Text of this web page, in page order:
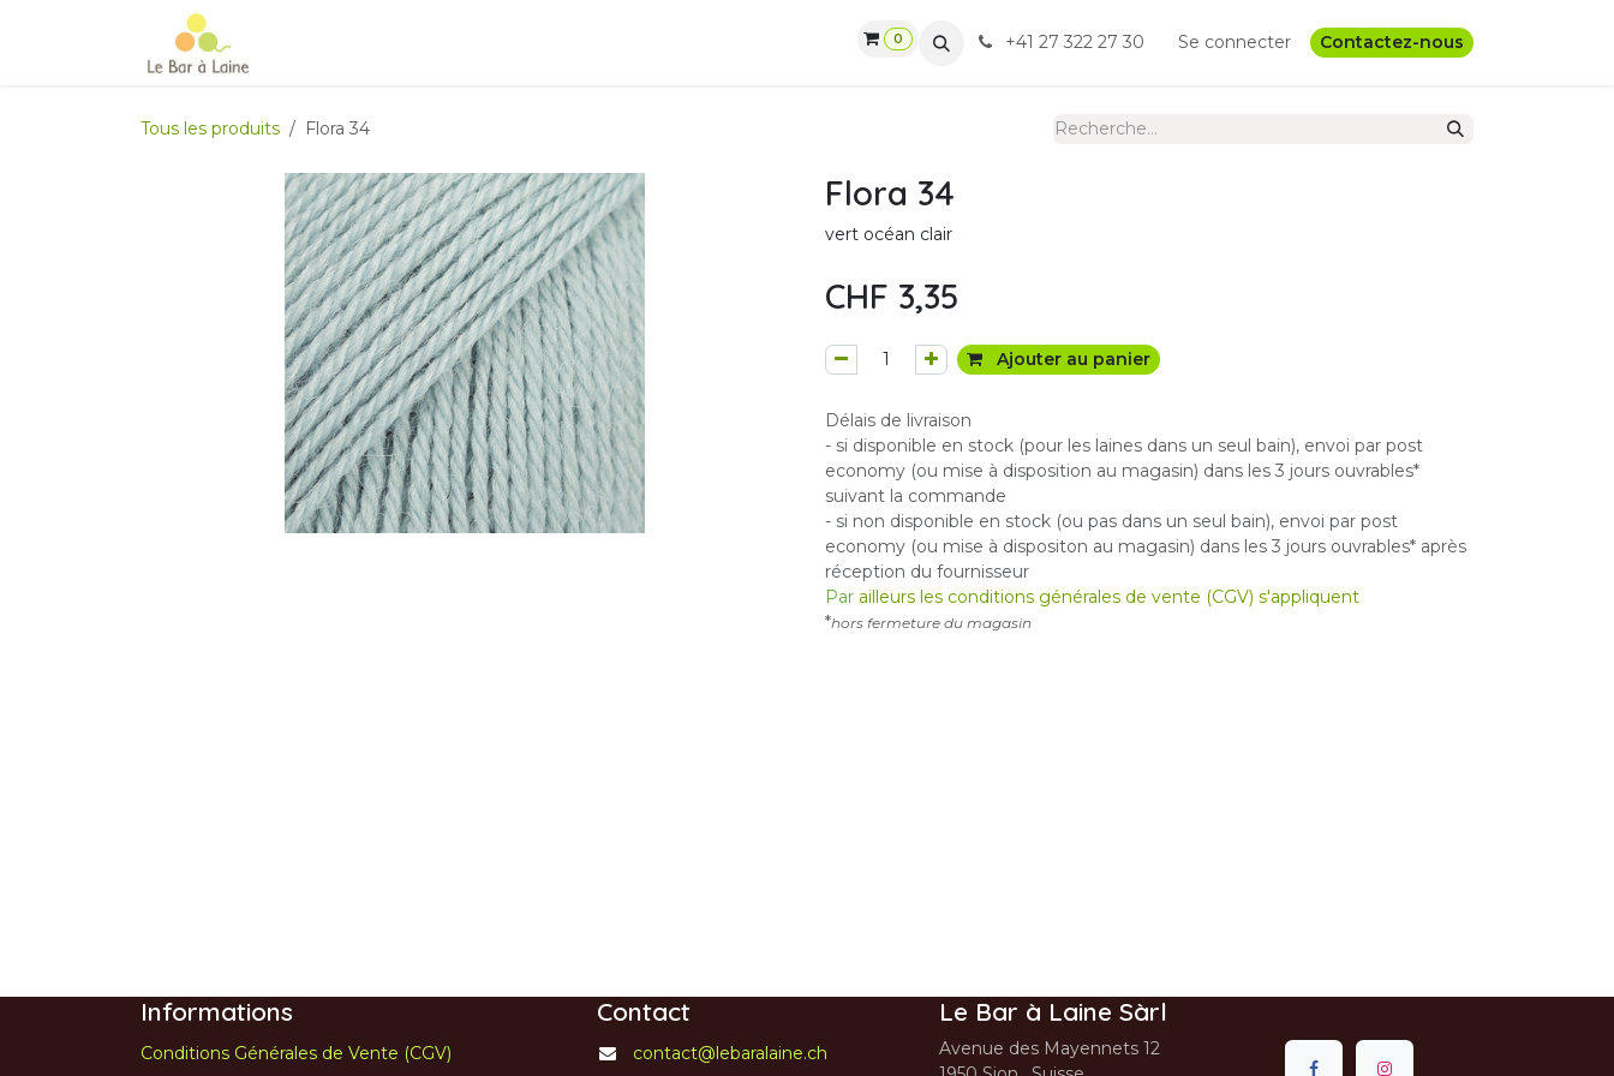
Se rendre au contenu
CGV 0 +41 27 322 27 30 Se connecter Contactez-nous
Tous les produits Flora 34
Flora 34
vert océan clair
CHF 3,35
Ajouter au panier
Délais de livraison
- si disponible en stock (pour les laines dans un seul bain), envoi par post
economy (ou mise à disposition au magasin) dans les 3 jours ouvrables*
suivant la commande
- si non disponible en stock (ou pas dans un seul bain), envoi par post
economy (ou mise à dispositon au magasin) dans les 3 jours ouvrables* après
réception du fournisseur
Par ailleurs les conditions générales de vente (CGV) s'appliquent
*hors fermeture du magasin
Informations
Conditions Générales de Vente (CGV)
Contact
contact@lebaralaine.ch
Le Bar à Laine Sàrl
Avenue des Mayennets 12